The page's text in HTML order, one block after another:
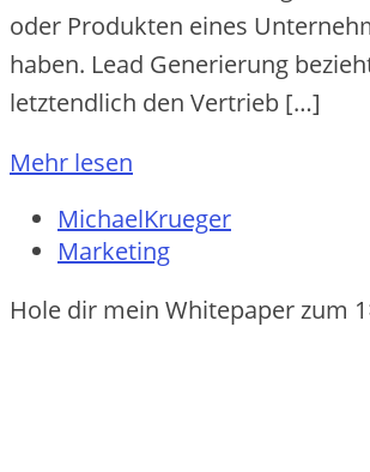
oder Produkten eines
haben. Lead Generierung
letztendlich den Vertrieb […]
Mehr lesen
MichaelKrueger
Marketing
Hole dir mein Whitepaper zum